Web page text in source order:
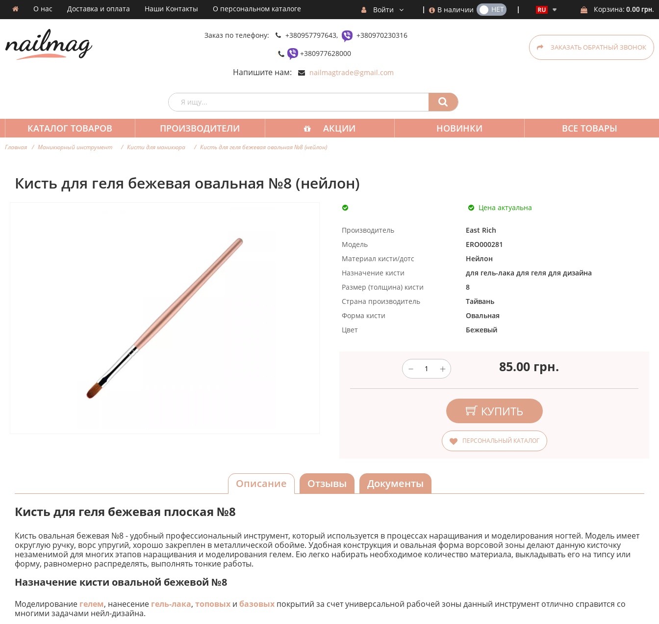
О нас Доставка и оплата Наши Контакты О персональном каталоге Корзина: 0.00 грн.
В наличии
ДА НЕТ
Войти
Заказ по телефону: +380957797643,
+380970230316
+380977628000
Напишите нам: nailmagtrade@gmail.com
ЗАКАЗАТЬ ОБРАТНЫЙ ЗВОНОК
КАТАЛОГ ТОВАРОВ ПРОИЗВОДИТЕЛИ АКЦИИ НОВИНКИ ВСЕ ТОВАРЫ
Главная Маникюрный инструмент Кисти для маникюра Кисть для геля бежевая овальная №8 (нейлон)
Кисть для геля бежевая овальная №8 (нейлон)
Цена актуальна
Производитель
East Rich
Модель
ERO000281
Материал кисти/дотс
Нейлон
Назначение кисти
для гель-лака для геля для дизайна
Размер (толщина) кисти
8
Страна производитель
Тайвань
Форма кисти
Овальная
Цвет
Бежевый
85.00 грн.
КУПИТЬ
ПЕРСОНАЛЬНЫЙ КАТАЛОГ
Описание Отзывы Документы
Кисть для геля бежевая плоская №8
Кисть овальная бежевая №8 - удобный профессиональный инструмент, который используется в процессах наращивания и моделирования ногтей. Модель имеет
округлую ручку, ворс упругий, хорошо закреплен в металлической обойме. Удобная конструкция и овальная форма ворсовой зоны делают данную кисточку
незаменимой для многих этапов наращивания и моделирования гелем. Ею легко набирать необходимое количество материала, выкладывать его на типсу или
форму, равномерно распределять, выполнять тонкие работы.
Назначение кисти овальной бежевой №8
Моделирование гелем, нанесение гель-лака, топовых и базовых покрытий за счет универсальной рабочей зоны данный инструмент отлично справится со
многими задачами нейл-дизайна.